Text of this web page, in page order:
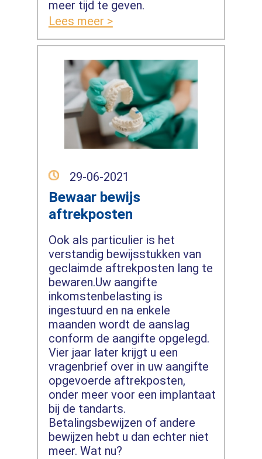
meer tijd te geven.
Lees meer >
29-06-2021
Bewaar bewijs
aftrekposten
Ook als particulier is het
verstandig bewijsstukken van
geclaimde aftrekposten lang te
bewaren.Uw aangifte
inkomstenbelasting is
ingestuurd en na enkele
maanden wordt de aanslag
conform de aangifte opgelegd.
Vier jaar later krijgt u een
vragenbrief over in uw aangifte
opgevoerde aftrekposten,
onder meer voor een implantaat
bij de tandarts.
Betalingsbewijzen of andere
bewijzen hebt u dan echter niet
meer. Wat nu?